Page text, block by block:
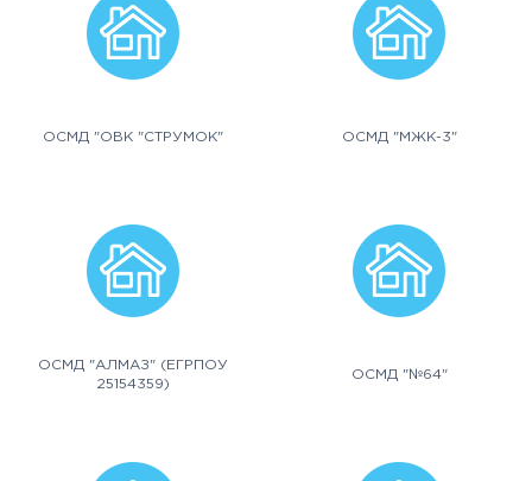
ОСМД "ОВК "СТРУМОК" ОСМД "МЖК-3"
ОСМД "АЛМАЗ" (ЕГРПОУ
25154359)
ОСМД "№64"